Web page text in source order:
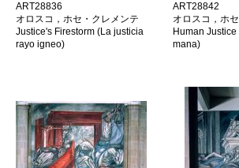
ART28836
オロスコ，ホセ・クレメンテ
Justice's Firestorm (La justicia
rayo igneo)
ART28842
オロスコ，ホ
Human
mana)